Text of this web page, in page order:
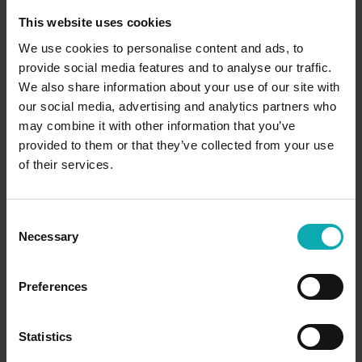
This website uses cookies
We use cookies to personalise content and ads, to
provide social media features and to analyse our traffic.
We also share information about your use of our site with
our social media, advertising and analytics partners who
may combine it with other information that you’ve
provided to them or that they’ve collected from your use
of their services.
Necessary
Preferences
Statistics
Details und Varianten